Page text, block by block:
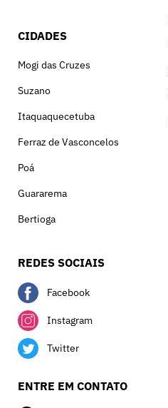
CIDADES
Mogi das Cruzes
Suzano
Itaquaquecetuba
Ferraz de Vasconcelos
Poá
Guararema
Bertioga
REDES SOCIAIS
Facebook
Instagram
Twitter
ENTRE EM CONTATO